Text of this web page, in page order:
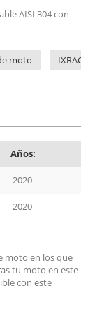
AISI 304 con
moto IXRACE
Años:
2020
2020
moto en los que
tu moto en este
con este